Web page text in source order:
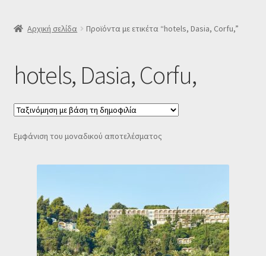
SLIDER
Κατάστημα
Ο λογαριασμός μου
Αρχική σελίδα Προϊόντα με ετικέτα “hotels, Dasia, Corfu,”
hotels, Dasia, Corfu,
Εμφάνιση του μοναδικού αποτελέσματος